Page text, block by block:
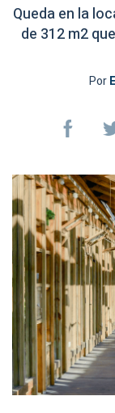
Queda en la
de 312 m2
Por